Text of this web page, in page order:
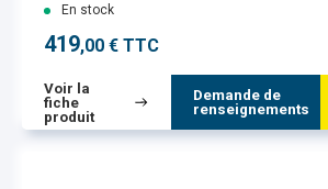
En stock
419,00 € TTC
Voir la
fiche
produit
Demande de
renseignements